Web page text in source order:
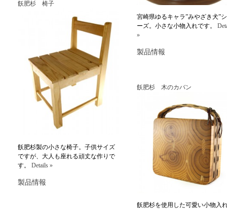
宮崎県ゆるキャラ”みやざき犬”
ーズ。小さな小物入れです。
»
製品情報
飫肥杉 椅子
飫肥杉製の小さな椅子。子供サイズ
ですが、大人も座れる頑丈な作りで
す。 Details »
製品情報
飫肥杉 木のカバン
飫肥杉を使用した可愛い小物入